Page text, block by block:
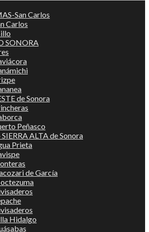
San Carlos
Carlos
SONORA
de Sonora
Peñasco
ALTA de Sonora
Prieta
de García
Hidalgo